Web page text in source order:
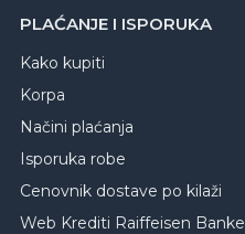
PLAĆANJE I ISPORUKA
Kako kupiti
Korpa
Načini plaćanja
Isporuka robe
Cenovnik dostave po kilaži
Web Krediti Raiffeisen Banke